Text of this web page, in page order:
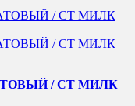
/ СТ МИЛК